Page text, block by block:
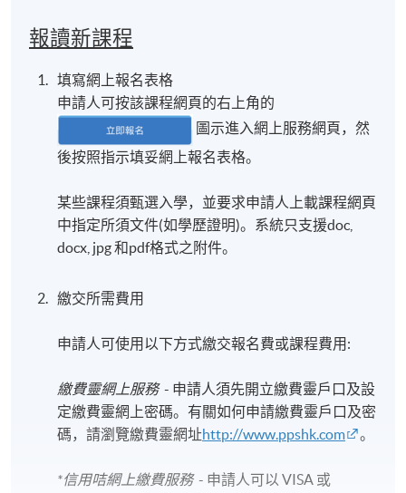
past 18-year advertising career, like: DDB, Leo
Highly regarded in both creative and effective awards
shows, including the Grand Kam Fan and Grand Effies
Developed various advertising campaigns for well-
known brands like: McDonald’s, Mannings, Vita, Just
和提升旅遊業的專業水平及服務質素。於該計劃下，
元的資助。
完成此活動的合資格人士可透過旅遊業監管局的「旅
為每人港幣 2,000 元。
報讀新課程
填寫網上報名表格
申請人可按該課程網頁的右上角的
圖示進入網上服務網頁，然
後按照指示填妥網上報名表格。
某些課程須甄選入學，並要求申請人上載課程網頁
中指定所須文件(如學歷證明)。系統只支援doc,
docx, jpg 和pdf格式之附件。
繳交所需費用
申請人可使用以下方式繳交報名費或課程費用:
繳費靈網上服務- 申請人須先開立繳費靈戶口及設
定繳費靈網上密碼。有關如何申請繳費靈戶口及密
碼，請瀏覽繳費靈網址http://www.ppshk.com 。
*信用咭網上繳費服務- 申請人可以 VISA 或